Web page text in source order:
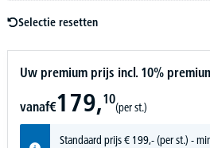
Selectie resetten
Uw premium prijs incl. 10%
vanaf€179,10
(per st.)
Standaard prijs€ 199,-(per st.) -